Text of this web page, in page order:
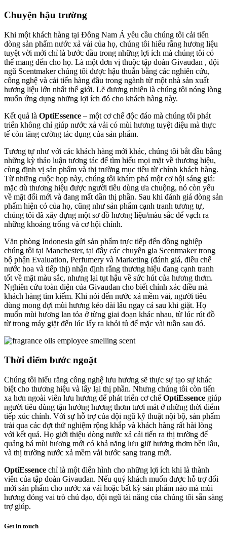
Chuyện hậu trường
Khi một khách hàng tại Đông Nam Á yêu cầu chúng tôi cải tiến
dòng sản phẩm nước xả vải của họ, chúng tôi hiểu rằng hương liệu
tuyệt vời mới chỉ là bước đầu trong những lợi ích mà chúng tôi có
thể mang đến cho họ. Là một đơn vị thuộc tập đoàn Givaudan , đội
ngũ Scentmaker chúng tôi được hậu thuẫn bằng các nghiên cứu,
công nghệ và cải tiến hàng đầu trong ngành từ một nhà sản xuất
hương liệu lớn nhất thế giới. Lẽ đương nhiên là chúng tôi nóng lòng
muốn ứng dụng những lợi ích đó cho khách hàng này.
Kết quả là OptiEssence – một cơ chế độc đáo mà chúng tôi phát
triển không chỉ giúp nước xả vải có mùi hương tuyệt diệu mà thực
tế còn tăng cường tác dụng của sản phẩm.
Tương tự như với các khách hàng mới khác, chúng tôi bắt đầu bằng
những kỳ thảo luận tương tác để tìm hiểu mọi mặt về thương hiệu,
cùng định vị sản phẩm và thị trường mục tiêu từ chính khách hàng.
Từ những cuộc họp này, chúng tôi khám phá một cơ hội sáng giá:
mặc dù thương hiệu được người tiêu dùng ưa chuộng, nó còn yếu
về mặt đổi mới và đang mất dần thị phần. Sau khi đánh giá dòng sản
phẩm hiện có của họ, cũng như sản phẩm cạnh tranh tương tự,
chúng tôi đã xây dựng một sơ đồ hương liệu/màu sắc để vạch ra
những khoảng trống và cơ hội chính.
Văn phòng Indonesia gửi sản phẩm trực tiếp đến đồng nghiệp
chúng tôi tại Manchester, tại đây các chuyên gia Scentmaker trong
bộ phận Evaluation, Perfumery và Marketing (đánh giá, điều chế
nước hoa và tiếp thị) nhận định rằng thương hiệu đang cạnh tranh
tốt về mặt màu sắc, nhưng lại tụt hậu về sức hút của hương thơm.
Nghiên cứu toàn diện của Givaudan cho biết chính xác điều mà
khách hàng tìm kiếm. Khi nói đến nước xả mềm vải, người tiêu
dùng mong đợi mùi hương kéo dài lâu ngay cả sau khi giặt. Họ
muốn mùi hương lan tỏa ở từng giai đoạn khác nhau, từ lúc rút đồ
từ trong máy giặt đến lúc lấy ra khỏi tủ để mặc vài tuần sau đó.
Thời điểm bước ngoặt
Chúng tôi hiểu rằng công nghệ lưu hương sẽ thực sự tạo sự khác
biệt cho thương hiệu và lấy lại thị phần. Nhưng chúng tôi còn tiến
xa hơn ngoài viên lưu hương để phát triển cơ chế OptiEssence giúp
người tiêu dùng tận hưởng hương thơm tươi mát ở những thời điểm
tiếp xúc chính. Với sự hỗ trợ của đội ngũ kỹ thuật nội bộ, sản phẩm
trải qua các đợt thử nghiệm rộng khắp và khách hàng rất hài lòng
với kết quả. Họ giới thiệu dòng nước xả cải tiến ra thị trường để
quảng bá mùi hương mới có khả năng lưu giữ hương thơm bền lâu,
và thị trường nước xả mềm vải bước sang trang mới.
OptiEssence chỉ là một điển hình cho những lợi ích khi là thành
viên của tập đoàn Givaudan. Nếu quý khách muốn được hỗ trợ đổi
mới sản phẩm cho nước xả vải hoặc bất kỳ sản phẩm nào mà mùi
hương đóng vai trò chủ đạo, đội ngũ tài năng của chúng tôi sẵn sàng
trợ giúp.
Get in touch